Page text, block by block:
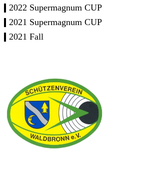
2022 Supermagnum CUP
2021 Supermagnum CUP
2021 Fall